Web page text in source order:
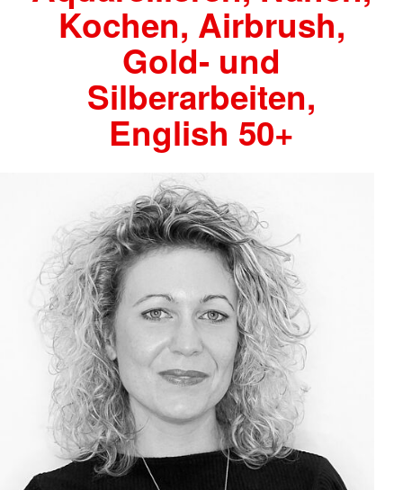
Kochen, Airbrush,
Gold- und
Silberarbeiten,
English 50+